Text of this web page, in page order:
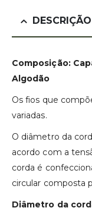
DESCRIÇÃO
Composição:
Algodão
Os fios que
variadas.
O diâmetro da
acordo com a
corda é
circular composta
Diâmetro da